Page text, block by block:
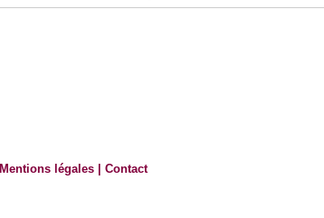
Mentions légales |Contact